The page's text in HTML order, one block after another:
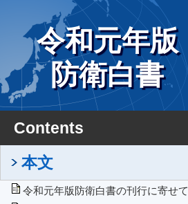
令和元年版
防衛白書
Contents
本文
令和元年版防衛白書の刊行に寄せて